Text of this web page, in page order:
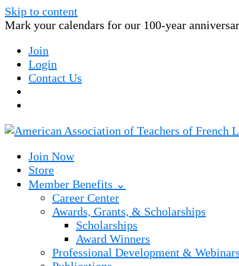
Skip to content
Mark your calendars for our 100-year
Join
Login
Contact Us
Join Now
Store
Member Benefits ⌄
Career Center
Awards, Grants, & Scholarships
Scholarships
Award Winners
Professional Development & Webinars